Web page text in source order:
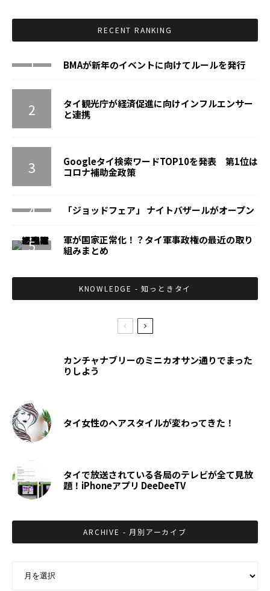
RECENT RANKING
BMAが新年のイベントに向けてルールを発行
タイ観光庁が経済促進に向けインフルエンサー
と連携
Googleタイ検索ワードTOP10を発表 第1位は
コロナ補助金政策
「ジョッドフェア」 ナイトバザールがオープン
軍が国家正常化！？タイ軍事政権の最近の取り
組みまとめ
KNOWLEDGE - 知っときタイ
カンチャナブリーのミニカオサン通りでまった
りしよう
タイ女性のヘアスタイルが変わってきた！
タイで放送されている各局のテレビが全て見放
題！iPhoneアプリ DeeDeeTV
ARCHIVE - 月別アーカイブ